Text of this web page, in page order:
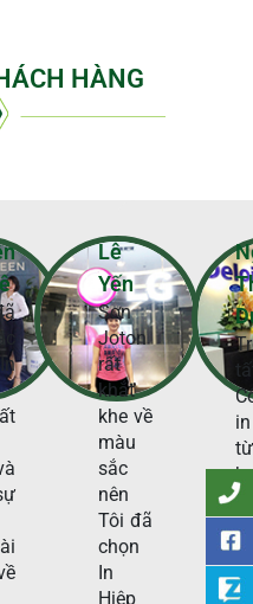
HÀNG
Lê
Yến
Sơn
Joton
rất
khắt
khe về
màu
sắc
nên
Tôi đã
chọn
In
Hiệp